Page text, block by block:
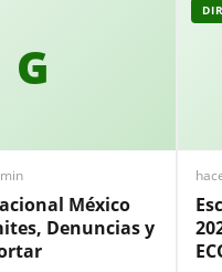
G
México
Denuncias y